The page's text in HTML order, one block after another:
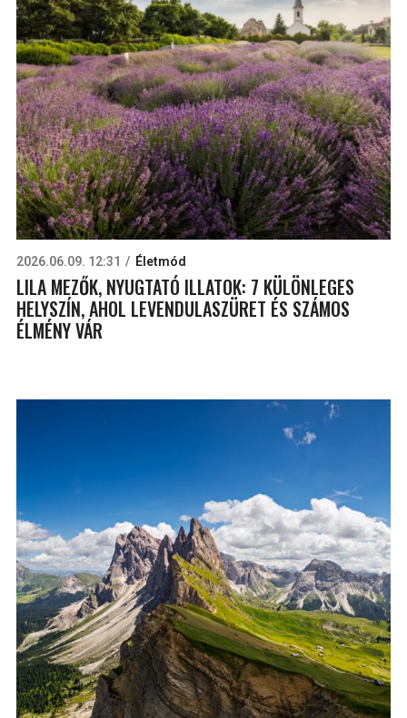
2026.06.09. 12:31 Életmód
LILA MEZŐK, NYUGTATÓ ILLATOK: 7 KÜLÖNLEGES
HELYSZÍN, AHOL LEVENDULASZÜRET ÉS SZÁMOS
ÉLMÉNY VÁR